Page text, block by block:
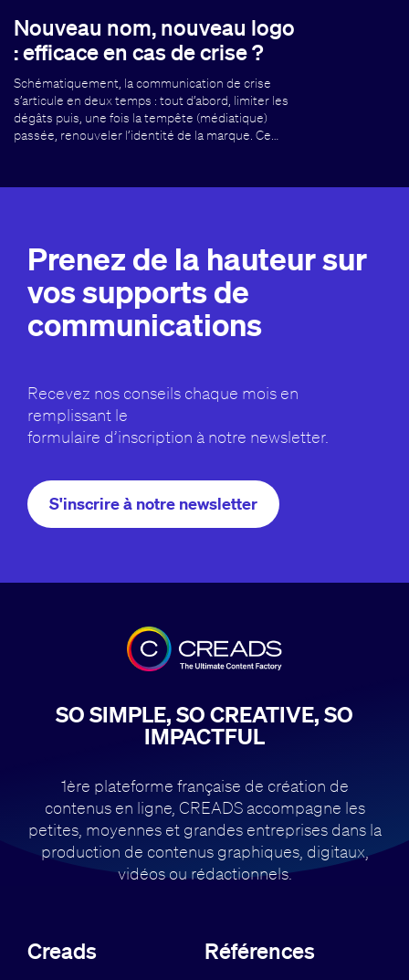
Nouveau nom, nouveau logo
: efficace en cas de crise ?
Schématiquement, la communication de crise
s’articule en deux temps : tout d’abord, limiter les
dégâts puis, une fois la tempête (médiatique)
passée, renouveler l’identité de la marque. Ce…
Prenez de la hauteur sur
vos supports de
communications
Recevez nos conseils chaque mois en
remplissant le
formulaire d’inscription à notre newsletter.
S'inscrire à notre newsletter
SO SIMPLE, SO CREATIVE, SO
IMPACTFUL
1ère plateforme française de création de
contenus en ligne, CREADS accompagne les
petites, moyennes et grandes entreprises dans la
production de contenus graphiques, digitaux,
vidéos ou rédactionnels.
Creads Références